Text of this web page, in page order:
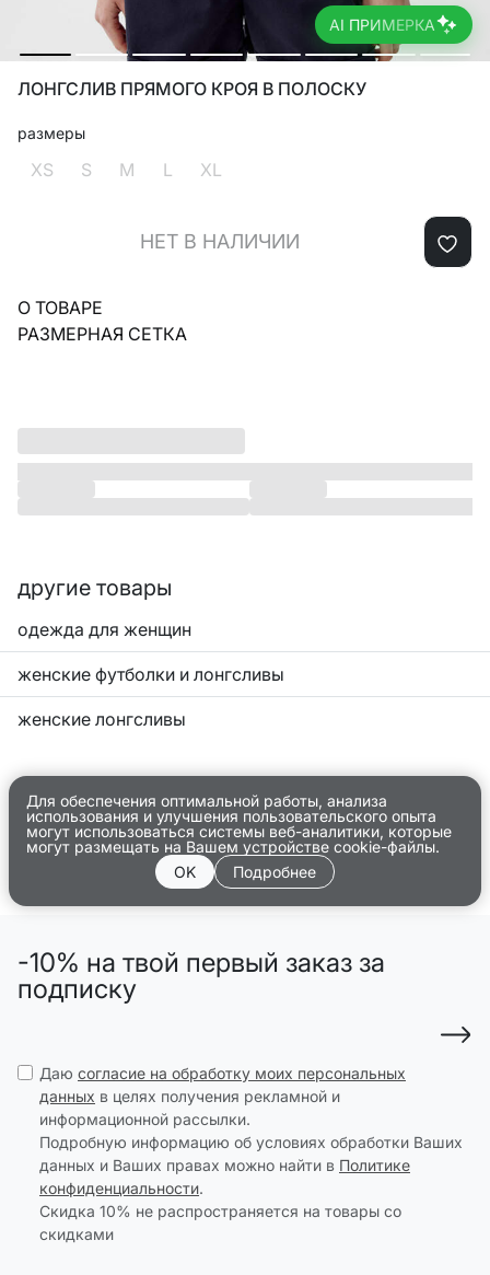
AI ПРИМЕРКА
ЛОНГСЛИВ ПРЯМОГО КРОЯ В ПОЛОСКУ
размеры
XS S M L XL
НЕТ В НАЛИЧИИ
О ТОВАРЕ
РАЗМЕРНАЯ СЕТКА
другие товары
одежда для женщин
женские футболки и лонгсливы
женские лонгсливы
Для обеспечения оптимальной работы, анализа
использования и улучшения пользовательского опыта
могут использоваться системы веб-аналитики, которые
могут размещать на Вашем устройстве cookie-файлы.
OK
Подробнее
-10% на твой первый заказ за
подписку
Даю согласие на обработку моих персональных
данных в целях получения рекламной и
информационной рассылки.
Подробную информацию об условиях обработки Ваших
данных и Ваших правах можно найти в Политике
конфиденциальности.
Скидка 10% не распространяется на товары со
скидками